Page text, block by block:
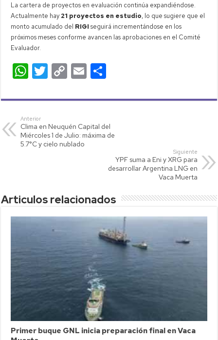
La cartera de proyectos en evaluación continúa expandiéndose.
Actualmente hay 21 proyectos en estudio, lo que sugiere que el
monto acumulado del RIGI seguirá incrementándose en los
próximos meses conforme avancen las aprobaciones en el Comité
Evaluador.
W
at
s
A
p
T
tt
C
p
Li
nk
E
ail m
ar
Anterior
Clima en Neuquén Capital del
Miércoles 1 de Julio: máxima de
5.7°C y cielo nublado
Siguiente
YPF suma a Eni y XRG para
desarrollar Argentina LNG en
Vaca Muerta
Articulos relacionados
Primer buque GNL inicia preparación final en Vaca